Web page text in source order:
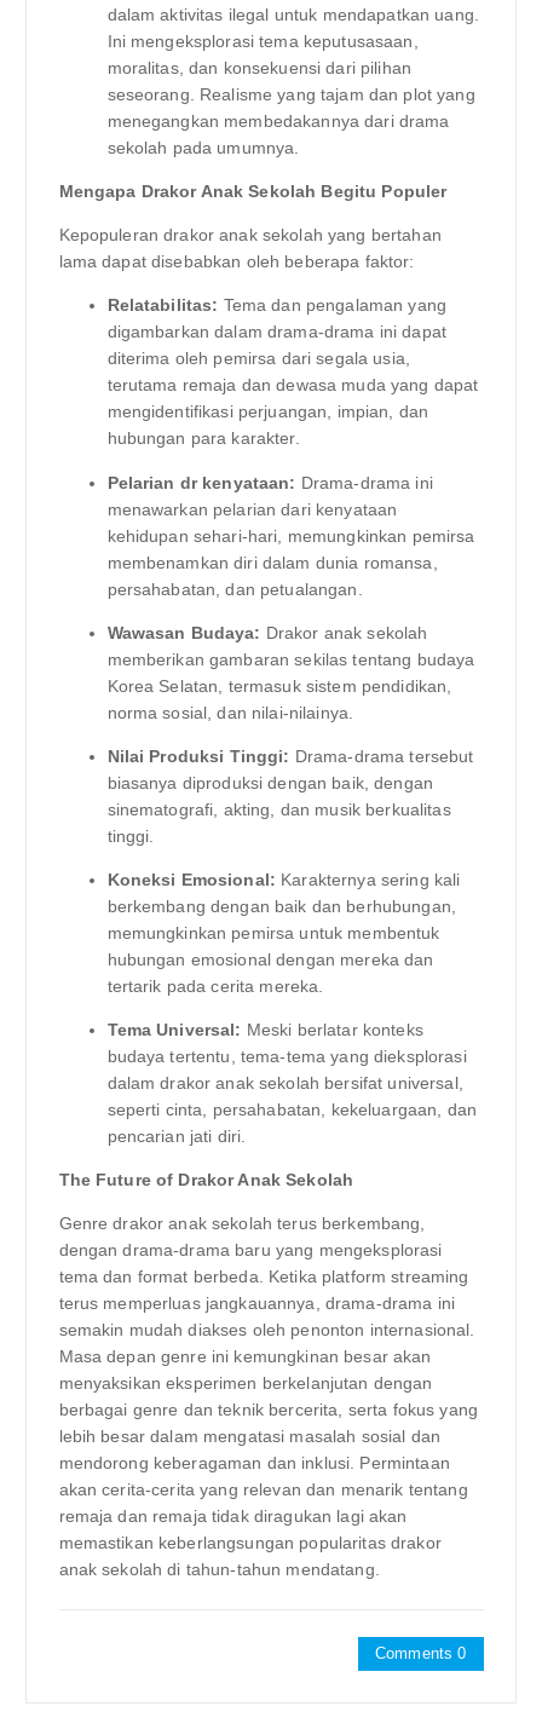
dalam aktivitas ilegal untuk mendapatkan uang.
Ini mengeksplorasi tema keputusasaan,
moralitas, dan konsekuensi dari pilihan
seseorang. Realisme yang tajam dan plot yang
menegangkan membedakannya dari drama
sekolah pada umumnya.
Mengapa Drakor Anak Sekolah Begitu Populer
Kepopuleran drakor anak sekolah yang bertahan
lama dapat disebabkan oleh beberapa faktor:
Relatabilitas: Tema dan pengalaman yang
digambarkan dalam drama-drama ini dapat
diterima oleh pemirsa dari segala usia,
terutama remaja dan dewasa muda yang dapat
mengidentifikasi perjuangan, impian, dan
hubungan para karakter.
Pelarian dr kenyataan: Drama-drama ini
menawarkan pelarian dari kenyataan
kehidupan sehari-hari, memungkinkan pemirsa
membenamkan diri dalam dunia romansa,
persahabatan, dan petualangan.
Wawasan Budaya: Drakor anak sekolah
memberikan gambaran sekilas tentang budaya
Korea Selatan, termasuk sistem pendidikan,
norma sosial, dan nilai-nilainya.
Nilai Produksi Tinggi: Drama-drama tersebut
biasanya diproduksi dengan baik, dengan
sinematografi, akting, dan musik berkualitas
tinggi.
Koneksi Emosional: Karakternya sering kali
berkembang dengan baik dan berhubungan,
memungkinkan pemirsa untuk membentuk
hubungan emosional dengan mereka dan
tertarik pada cerita mereka.
Tema Universal: Meski berlatar konteks
budaya tertentu, tema-tema yang dieksplorasi
dalam drakor anak sekolah bersifat universal,
seperti cinta, persahabatan, kekeluargaan, dan
pencarian jati diri.
The Future of Drakor Anak Sekolah
Genre drakor anak sekolah terus berkembang,
dengan drama-drama baru yang mengeksplorasi
tema dan format berbeda. Ketika platform streaming
terus memperluas jangkauannya, drama-drama ini
semakin mudah diakses oleh penonton internasional.
Masa depan genre ini kemungkinan besar akan
menyaksikan eksperimen berkelanjutan dengan
berbagai genre dan teknik bercerita, serta fokus yang
lebih besar dalam mengatasi masalah sosial dan
mendorong keberagaman dan inklusi. Permintaan
akan cerita-cerita yang relevan dan menarik tentang
remaja dan remaja tidak diragukan lagi akan
memastikan keberlangsungan popularitas drakor
anak sekolah di tahun-tahun mendatang.
Comments 0